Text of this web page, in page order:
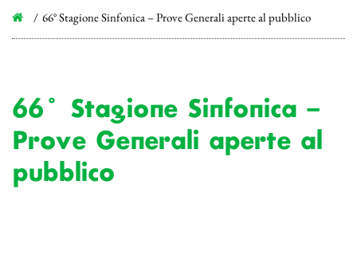
66° Stagione Sinfonica – Prove Generali aperte al pubblico
66° Stagione Sinfonica –
Prove Generali aperte al
pubblico